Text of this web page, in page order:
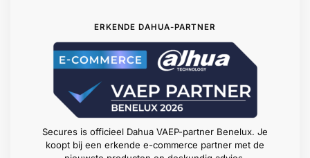
ERKENDE DAHUA-PARTNER
Secures is officieel Dahua VAEP-partner Benelux. Je
koopt bij een erkende e-commerce partner met de